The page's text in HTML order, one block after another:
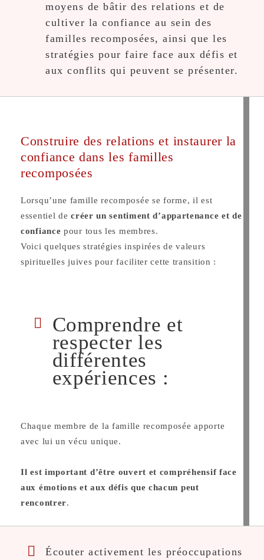
moyens de bâtir des relations et de
cultiver la confiance au sein des
familles recomposées, ainsi que les
stratégies pour faire face aux défis et
aux conflits qui peuvent se présenter.
Construire des relations et instaurer la
confiance dans les familles
recomposées
Lorsqu’une famille recomposée se forme, il est
essentiel de créer un sentiment d’appartenance et de
confiance pour tous les membres.
Voici quelques stratégies inspirées de valeurs
spirituelles juives pour faciliter cette transition :
Comprendre et
respecter les
différentes
expériences :
Chaque membre de la famille recomposée apporte
avec lui un vécu unique.
Il est important d’être ouvert et compréhensif face
aux émotions et aux défis que chacun peut
rencontrer.
Écouter activement les préoccupations